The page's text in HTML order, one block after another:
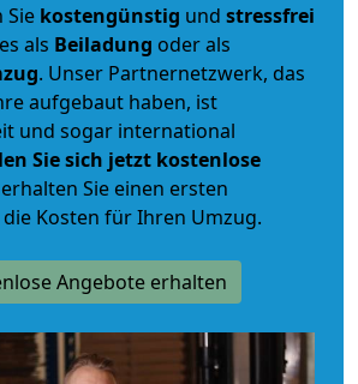
Sie kostengünstig und stressfrei
als Beiladung oder als
. Unser Partnernetzwerk, das
aufgebaut haben, ist
und sogar international
Sie sich jetzt kostenlose
Sie einen ersten
Kosten für Ihren Umzug.
Angebote erhalten